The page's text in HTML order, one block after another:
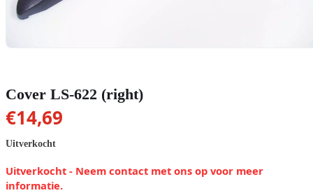
Cover LS-622 (right)
€14,69
Uitverkocht
Uitverkocht - Neem contact met ons op voor meer
informatie.